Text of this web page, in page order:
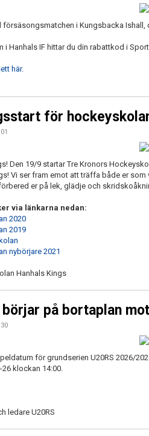
försäsongsmatchen i Kungsbacka Ishall,
i Hanhals IF hittar du din rabattkod i
här.
för
Den 19/9 startar Tre Kronors
Vi ser fram emot att träffa både er
er på lek, glädje och
via länkarna nedan:
2020
2019
nybörjare 2021
Hanhals Kings
börjar på bortaplan
för grundserien U20RS 2026/
klockan 14:00.
ledare U20RS